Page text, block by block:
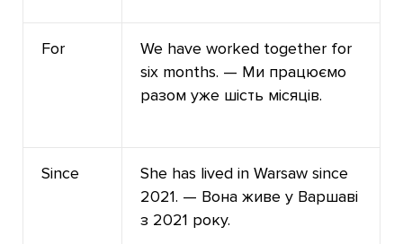
For
We have worked together for
six months. — Ми працюємо
разом уже шість місяців.
Since
She has lived in Warsaw since
2021. — Вона живе у Варшаві
з 2021 року.